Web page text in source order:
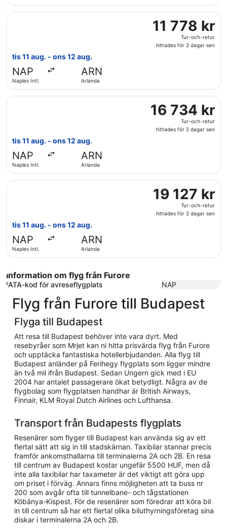
2
dagar
sen
11
778 kr
Tur-
2
dagar
sen
11 778 kr
Tur-och-retur
hittades för 2 dagar sen
tis 11 aug. - ons 12 aug.
NAP
Naples Intl.
ARN
Arlanda
Välj flyg med Air France, med avresa tis 11 aug. från
16
734 kr
Tur-
2
dagar
sen
16 734 kr
Tur-och-retur
hittades för 2 dagar sen
tis 11 aug. - ons 12 aug.
NAP
Naples Intl.
ARN
Arlanda
Välj flyg med Iberia, med avresa tis 11 aug. från Naples
19
127 kr
Tur-
sen
19 127 kr
Tur-och-retur
hittades för 2 dagar sen
tis 11 aug. - ons 12 aug.
NAP
Naples Intl.
ARN
Arlanda
Välj flyg med British Airways, med avresa tis 11 aug.
Information om flyg från Furore
IATA-kod för avreseflygplats NAP
Flyg från Furore till Budapest
Flyga till Budapest
Att resa till Budapest behöver inte vara dyrt. Med
resebyråer som Mrjet kan ni hitta prisvärda flyg från Furore
och upptäcka fantastiska hotellerbjudanden. Alla flyg till
Budapest anländer på Ferihegy flygplats som ligger mindre
än två mil ifrån Budapest. Sedan Ungern gick med i EU
2004 har antalet passagerare ökat betydligt. Några av de
flygbolag som flygplatsen handhar är British Airways,
Finnair, KLM Royal Dutch Airlines och Lufthansa.
Transport från Budapests flygplats
Resenärer som flyger till Budapest kan använda sig av ett
flertal sätt att sig in till stadskärnan. Taxibilar stannar precis
framför ankomsthallarna till terminalerna 2A och 2B. En resa
till centrum av Budapest kostar ungefär 5500 HUF, men då
inte alla taxibilar har taxameter är det viktigt att göra upp
om priset i förväg. Annars finns möjligheten att ta buss nr
200 som avgår ofta till tunnelbane- och tågstationen
Köbánya-Kispest. För de resenärer som föredrar att köra bil
in till centrum så har ett flertal olika biluthyrningsföretag sina
diskar i terminalerna 2A och 2B.